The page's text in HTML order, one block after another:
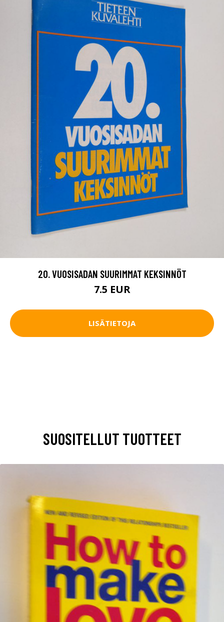
20. VUOSISADAN SUURIMMAT KEKSINNÖT
7.5 EUR
LISÄTIETOJA
SUOSITELLUT TUOTTEET